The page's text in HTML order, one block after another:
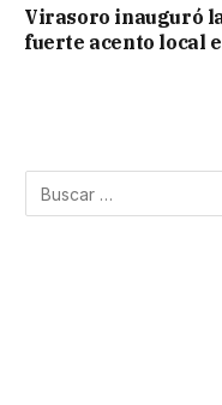
Virasoro inauguró
fuerte acento local